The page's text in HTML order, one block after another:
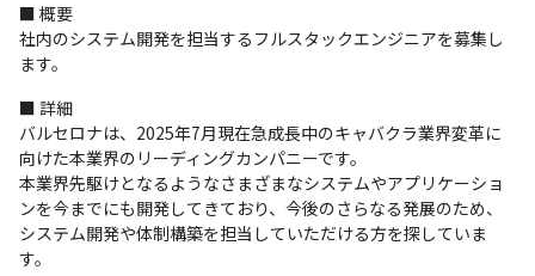
■ 概要
社内のシステム開発を担当するフルスタックエンジニアを募集し
ます。
■ 詳細
バルセロナは、2025年7月現在急成長中のキャバクラ業界変革に
向けた本業界のリーディングカンパニーです。
本業界先駆けとなるようなさまざまなシステムやアプリケーショ
ンを今までにも開発してきており、今後のさらなる発展のため、
システム開発や体制構築を担当していただける方を探していま
す。